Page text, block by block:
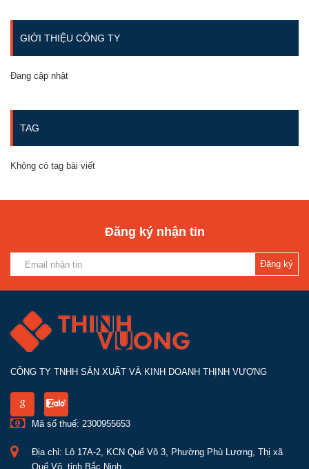
GIỚI THIỆU CÔNG TY
Đang cập nhật
TAG
Không có tag bài viết
Đăng ký nhận tin
Đăng ký
CÔNG TY TNHH SẢN XUẤT VÀ KINH DOANH THỊNH VƯỢNG
Mã số thuế: 2300955653
Địa chỉ: Lô 17A-2, KCN Quế Võ 3, Phường Phù Lương, Thị xã
Quế Võ, tỉnh Bắc Ninh